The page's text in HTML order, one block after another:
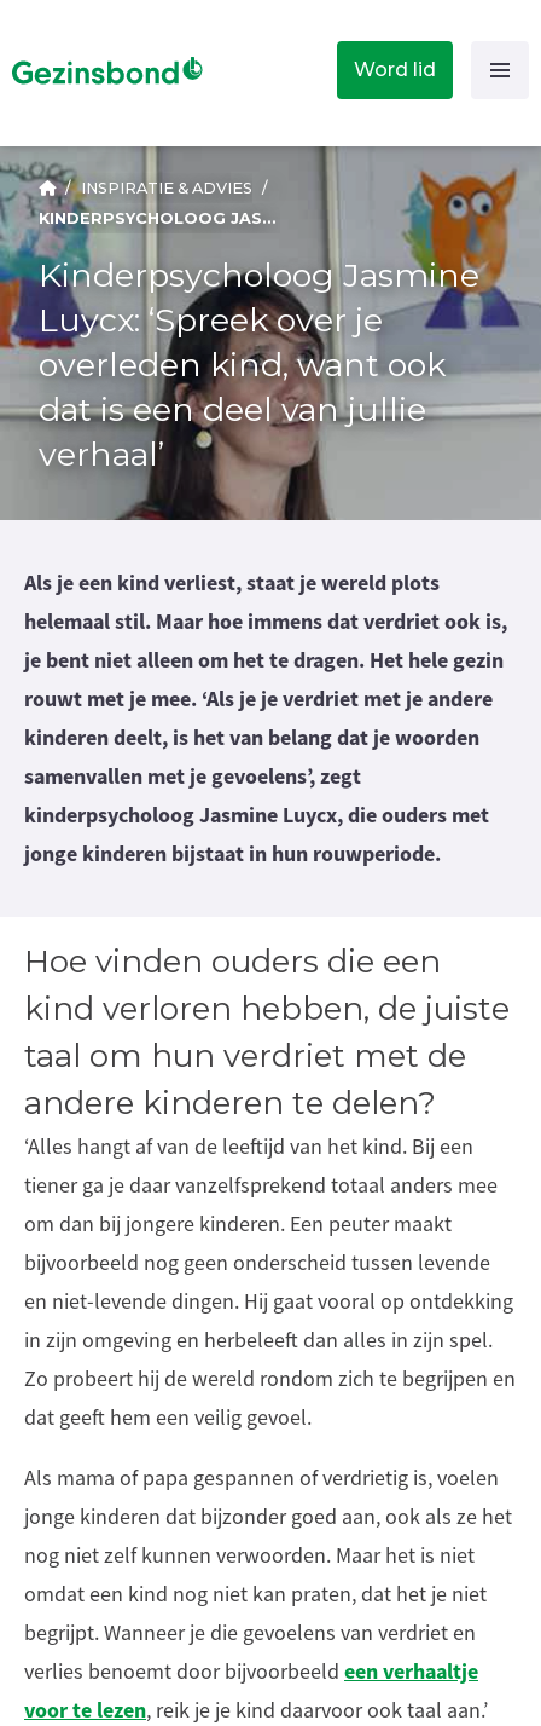
Word lid
/ INSPIRATIE & ADVIES /
KINDERPSYCHOLOOG JASMINE LUYCX: ‘SPREEK OVER JE OVERLEDEN KIND, WANT OOK DAT IS EEN DEEL VAN JULLIE VERHAAL’
Kinderpsycholoog Jasmine
Luycx: ‘Spreek over je
overleden kind, want ook
dat is een deel van jullie
verhaal’
Als je een kind verliest, staat je wereld plots
helemaal stil. Maar hoe immens dat verdriet ook is,
je bent niet alleen om het te dragen. Het hele gezin
rouwt met je mee. ‘Als je je verdriet met je andere
kinderen deelt, is het van belang dat je woorden
samenvallen met je gevoelens’, zegt
kinderpsycholoog Jasmine Luycx, die ouders met
jonge kinderen bijstaat in hun rouwperiode.
Hoe vinden ouders die een
kind verloren hebben, de juiste
taal om hun verdriet met de
andere kinderen te delen?
‘Alles hangt af van de leeftijd van het kind. Bij een
tiener ga je daar vanzelfsprekend totaal anders mee
om dan bij jongere kinderen. Een peuter maakt
bijvoorbeeld nog geen onderscheid tussen levende
en niet-levende dingen. Hij gaat vooral op ontdekking
in zijn omgeving en herbeleeft dan alles in zijn spel.
Zo probeert hij de wereld rondom zich te begrijpen en
dat geeft hem een veilig gevoel.
Als mama of papa gespannen of verdrietig is, voelen
jonge kinderen dat bijzonder goed aan, ook als ze het
nog niet zelf kunnen verwoorden. Maar het is niet
omdat een kind nog niet kan praten, dat het je niet
begrijpt. Wanneer je die gevoelens van verdriet en
verlies benoemt door bijvoorbeeld een verhaaltje
voor te lezen, reik je je kind daarvoor ook taal aan.’